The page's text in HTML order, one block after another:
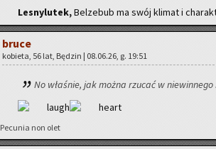
Le­sny­lu­tek,Bel­ze­bub ma swój kli­mat i
bruce
ko­bie­ta, 56 lat, Bę­dzin | 08.06.26, g. 19:51
No wła­śnie, jak można rzu­cać w
Pe­cu­nia non olet